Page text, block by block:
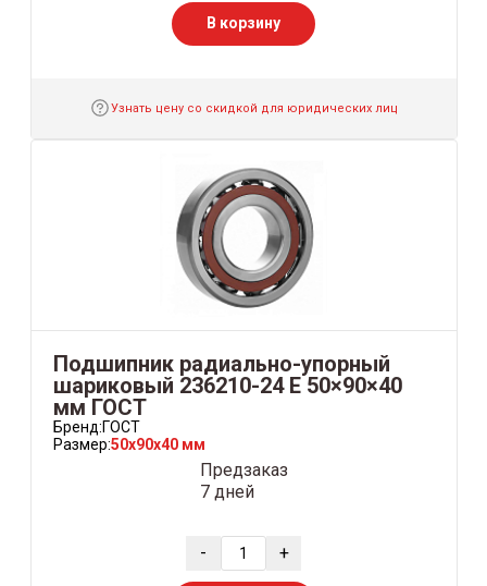
В корзину
Узнать цену со скидкой для юридических лиц
Подшипник радиально-упорный
шариковый 236210-24 Е 50×90×40
мм ГОСТ
Бренд:ГОСТ
Размер:50x90x40 мм
Предзаказ
7 дней
- +